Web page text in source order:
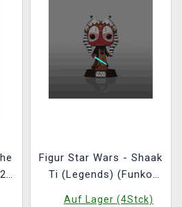
Figur Star Wars - Shaak
Ti (Legends) (Funko
Auf Lager (4Stck)